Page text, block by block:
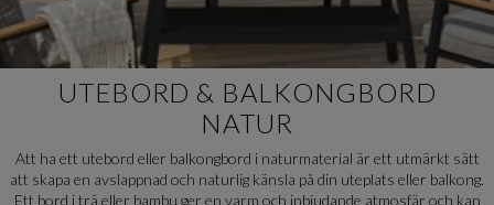
UTEBORD & BALKONGBORD
NATUR
Att ha ett utebord eller balkongbord i naturmaterial är ett utmärkt sätt
att skapa en avslappnad och naturlig känsla på din uteplats eller balkong.
Ett bord i trä eller bambu ger en varm och inbjudande atmosfär och kan